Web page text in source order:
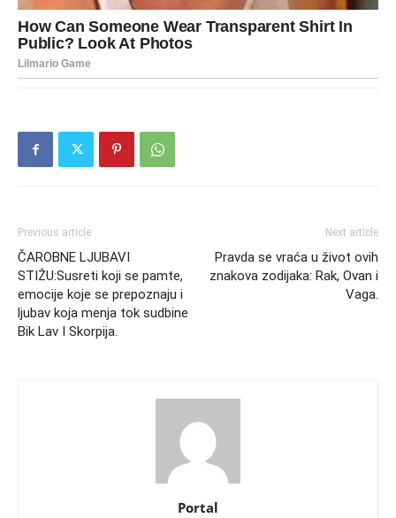
Previous article
ČAROBNE LJUBAVI
STIŽU:Susreti koji se pamte,
emocije koje se prepoznaju i
ljubav koja menja tok sudbine
Bik Lav I Skorpija.
Next article
Pravda se vraća u život ovih
znakova zodijaka: Rak, Ovan i
Vaga.
Portal